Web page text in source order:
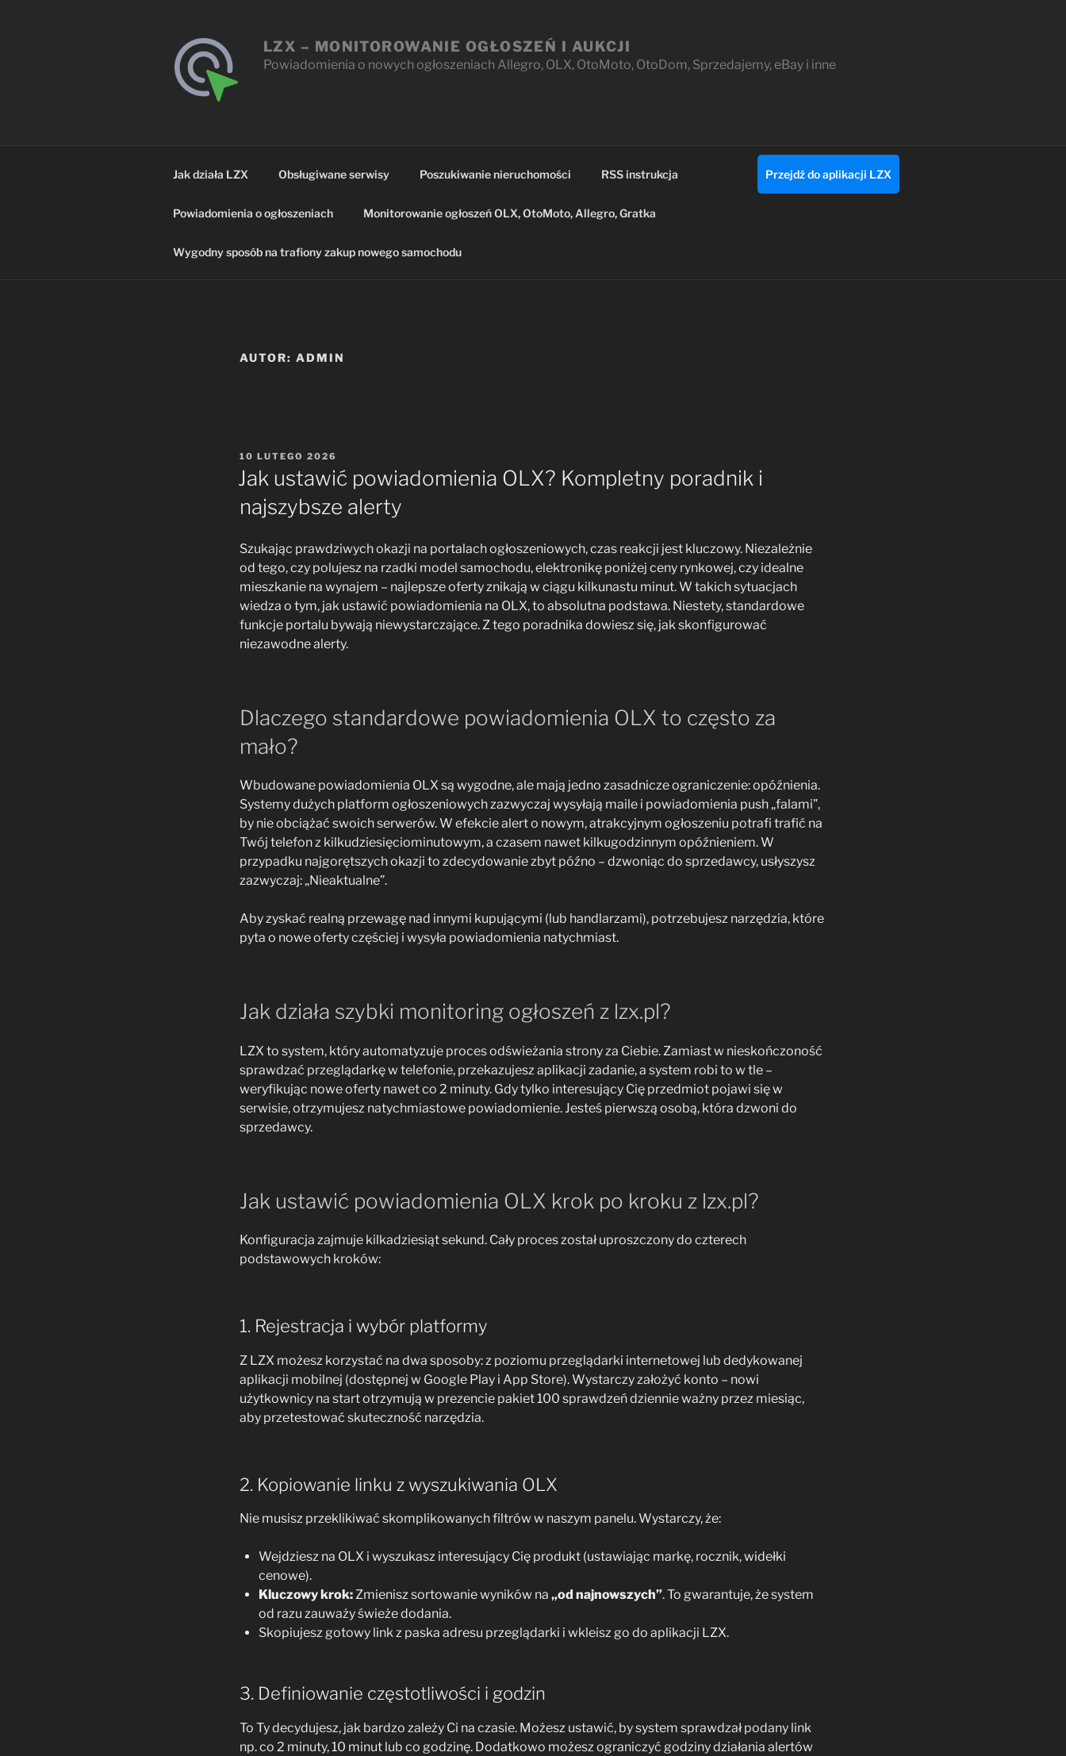
LZX – MONITOROWANIE OGŁOSZEŃ I AUKCJI
Powiadomienia o nowych ogłoszeniach Allegro, OLX, OtoMoto, OtoDom, Sprzedajemy, eBay i inne
Jak działa LZX Obsługiwane serwisy Poszukiwanie nieruchomości Przejdź do aplikacji LZX
RSS instrukcja
Powiadomienia o ogłoszeniach Monitorowanie ogłoszeń OLX, OtoMoto, Allegro, Gratka
Wygodny sposób na trafiony zakup nowego samochodu
AUTOR: ADMIN
OPUBLIKOWANE
W
10 LUTEGO 2026
Jak ustawić powiadomienia OLX? Kompletny poradnik i
najszybsze alerty
Szukając prawdziwych okazji na portalach ogłoszeniowych, czas reakcji jest kluczowy. Niezależnie
od tego, czy polujesz na rzadki model samochodu, elektronikę poniżej ceny rynkowej, czy idealne
mieszkanie na wynajem – najlepsze oferty znikają w ciągu kilkunastu minut. W takich sytuacjach
wiedza o tym, jak ustawić powiadomienia na OLX, to absolutna podstawa. Niestety, standardowe
funkcje portalu bywają niewystarczające. Z tego poradnika dowiesz się, jak skonfigurować
niezawodne alerty.
Dlaczego standardowe powiadomienia OLX to często za
mało?
Wbudowane powiadomienia OLX są wygodne, ale mają jedno zasadnicze ograniczenie: opóźnienia.
Systemy dużych platform ogłoszeniowych zazwyczaj wysyłają maile i powiadomienia push „falami”,
by nie obciążać swoich serwerów. W efekcie alert o nowym, atrakcyjnym ogłoszeniu potrafi trafić na
Twój telefon z kilkudziesięciominutowym, a czasem nawet kilkugodzinnym opóźnieniem. W
przypadku najgorętszych okazji to zdecydowanie zbyt późno – dzwoniąc do sprzedawcy, usłyszysz
zazwyczaj: „Nieaktualne”.
Aby zyskać realną przewagę nad innymi kupującymi (lub handlarzami), potrzebujesz narzędzia, które
pyta o nowe oferty częściej i wysyła powiadomienia natychmiast.
Jak działa szybki monitoring ogłoszeń z lzx.pl?
LZX to system, który automatyzuje proces odświeżania strony za Ciebie. Zamiast w nieskończoność
sprawdzać przeglądarkę w telefonie, przekazujesz aplikacji zadanie, a system robi to w tle –
weryfikując nowe oferty nawet co 2 minuty. Gdy tylko interesujący Cię przedmiot pojawi się w
serwisie, otrzymujesz natychmiastowe powiadomienie. Jesteś pierwszą osobą, która dzwoni do
sprzedawcy.
Jak ustawić powiadomienia OLX krok po kroku z lzx.pl?
Konfiguracja zajmuje kilkadziesiąt sekund. Cały proces został uproszczony do czterech
podstawowych kroków:
1. Rejestracja i wybór platformy
Z LZX możesz korzystać na dwa sposoby: z poziomu przeglądarki internetowej lub dedykowanej
aplikacji mobilnej (dostępnej w Google Play i App Store). Wystarczy założyć konto – nowi
użytkownicy na start otrzymują w prezencie pakiet 100 sprawdzeń dziennie ważny przez miesiąc,
aby przetestować skuteczność narzędzia.
2. Kopiowanie linku z wyszukiwania OLX
Nie musisz przeklikiwać skomplikowanych filtrów w naszym panelu. Wystarczy, że:
Wejdziesz na OLX i wyszukasz interesujący Cię produkt (ustawiając markę, rocznik, widełki
cenowe).
Kluczowy krok:Zmienisz sortowanie wyników na „od najnowszych”. To gwarantuje, że system
od razu zauważy świeże dodania.
Skopiujesz gotowy link z paska adresu przeglądarki i wkleisz go do aplikacji LZX.
3. Definiowanie częstotliwości i godzin
To Ty decydujesz, jak bardzo zależy Ci na czasie. Możesz ustawić, by system sprawdzał podany link
np. co 2 minuty, 10 minut lub co godzinę. Dodatkowo możesz ograniczyć godziny działania alertów